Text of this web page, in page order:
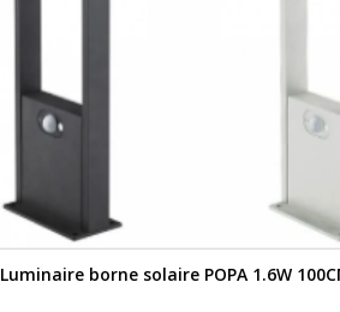
Luminaire borne solaire POPA 1.6W